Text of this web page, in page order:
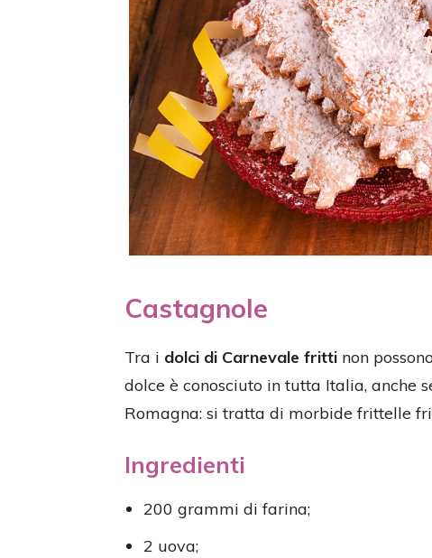
Castagnole
Tra i dolci di Carnevale fritti non
dolce è conosciuto in tutta Italia, anche
Romagna: si tratta di morbide frittelle
Ingredienti
200 grammi di farina;
2 uova;